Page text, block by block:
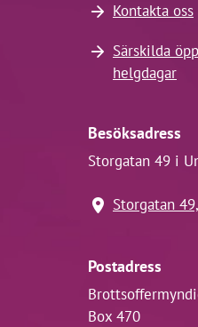
Kontakta oss
Särskilda
helgdagar
Besöksadress
Storgatan 49 i
Storgatan
Postadress
Box 470